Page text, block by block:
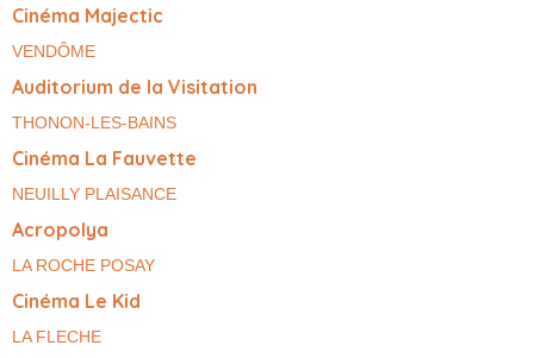
Cinéma Majectic
VENDÔME
Auditorium de la Visitation
THONON-LES-BAINS
Cinéma La Fauvette
NEUILLY PLAISANCE
Acropolya
LA ROCHE POSAY
Cinéma Le Kid
LA FLECHE